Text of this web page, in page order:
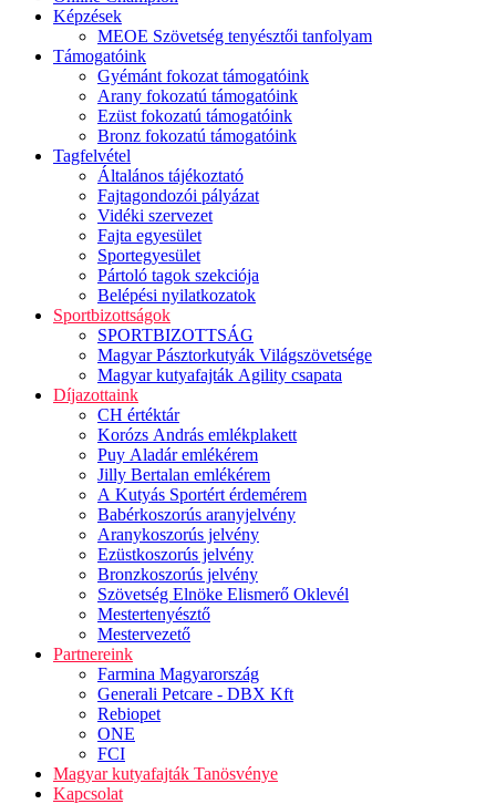
Képzések
MEOE Szövetség tenyésztői tanfolyam
Támogatóink
Gyémánt fokozat támogatóink
Arany fokozatú támogatóink
Ezüst fokozatú támogatóink
Bronz fokozatú támogatóink
Tagfelvétel
Általános tájékoztató
Fajtagondozói pályázat
Vidéki szervezet
Fajta egyesület
Sportegyesület
Pártoló tagok szekciója
Belépési nyilatkozatok
Sportbizottságok
SPORTBIZOTTSÁG
Magyar Pásztorkutyák Világszövetsége
Magyar kutyafajták Agility csapata
Díjazottaink
CH értéktár
Korózs András emlékplakett
Puy Aladár emlékérem
Jilly Bertalan emlékérem
A Kutyás Sportért érdemérem
Babérkoszorús aranyjelvény
Aranykoszorús jelvény
Ezüstkoszorús jelvény
Bronzkoszorús jelvény
Szövetség Elnöke Elismerő Oklevél
Mestertenyésztő
Mestervezető
Partnereink
Farmina Magyarország
Generali Petcare - DBX Kft
Rebiopet
ONE
FCI
Magyar kutyafajták Tanösvénye
Kapcsolat